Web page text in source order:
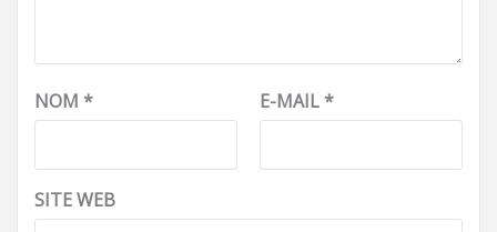
NOM * E-MAIL*
SITE WEB